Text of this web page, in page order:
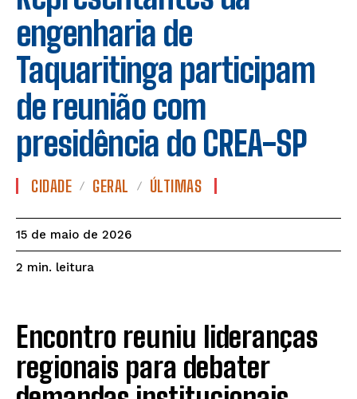
engenharia de
Taquaritinga participam
de reunião com
presidência do CREA-SP
CIDADE GERAL ÚLTIMAS
15 de maio de 2026
2 min. leitura
Encontro reuniu lideranças
regionais para debater